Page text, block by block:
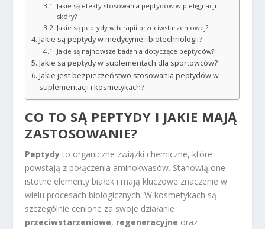
Jakie są efekty stosowania peptydów w pielęgnacji
skóry?
Jakie są peptydy w terapii przeciwstarzeniowej?
Jakie są peptydy w medycynie i biotechnologii?
Jakie są najnowsze badania dotyczące peptydów?
Jakie są peptydy w suplementach dla sportowców?
Jakie jest bezpieczeństwo stosowania peptydów w
suplementacji i kosmetykach?
CO TO SĄ PEPTYDY I JAKIE MAJĄ
ZASTOSOWANIE?
Peptydy to organiczne związki chemiczne, które
powstają z połączenia aminokwasów. Stanowią one
istotne elementy białek i mają kluczowe znaczenie w
wielu procesach biologicznych. W kosmetykach są
szczególnie cenione za swoje działanie
przeciwstarzeniowe, regeneracyjne oraz